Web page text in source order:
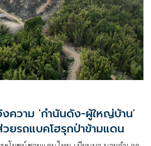
งความ 'กำนันดัง-ผู้ใหญ่บ้าน'
ยรถแบคโฮรุกป่าข้ามแดน